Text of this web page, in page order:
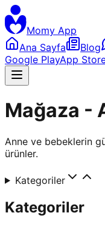
Momy App
Ana Sayfa
Blog
Google PlayApp
Mağaza -
Anne ve bebeklerin
ürünler.
Kategoriler
Kategoriler